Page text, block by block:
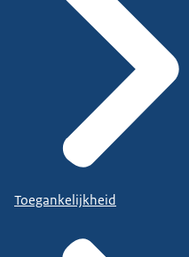
Toegankelijkheid